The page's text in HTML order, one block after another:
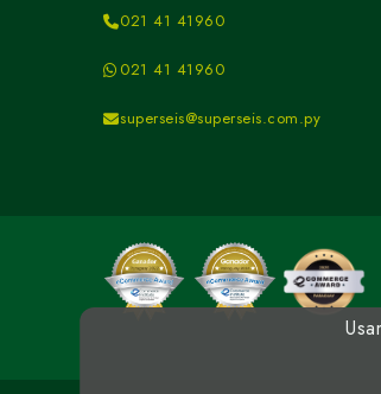
021 41 41960
021 41 41960
superseis@superseis.com.py